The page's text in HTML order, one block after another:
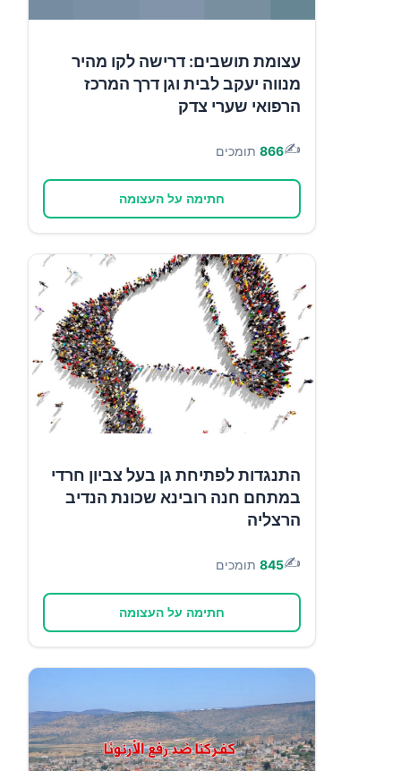
עצומת תושבים: דרישה לקו מהיר
מנווה יעקב לבית וגן דרך המרכז
הרפואי שערי צדק
✍️
866 תומכים
חתימה על העצומה
התנגדות לפתיחת גן בעל צביון חרדי
במתחם חנה רובינא שכונת הנדיב
הרצליה
✍️
845 תומכים
חתימה על העצומה